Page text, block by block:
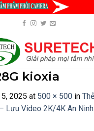
kioxia
2025 at 500 × 500 in
Lưu Video 2K/4K An